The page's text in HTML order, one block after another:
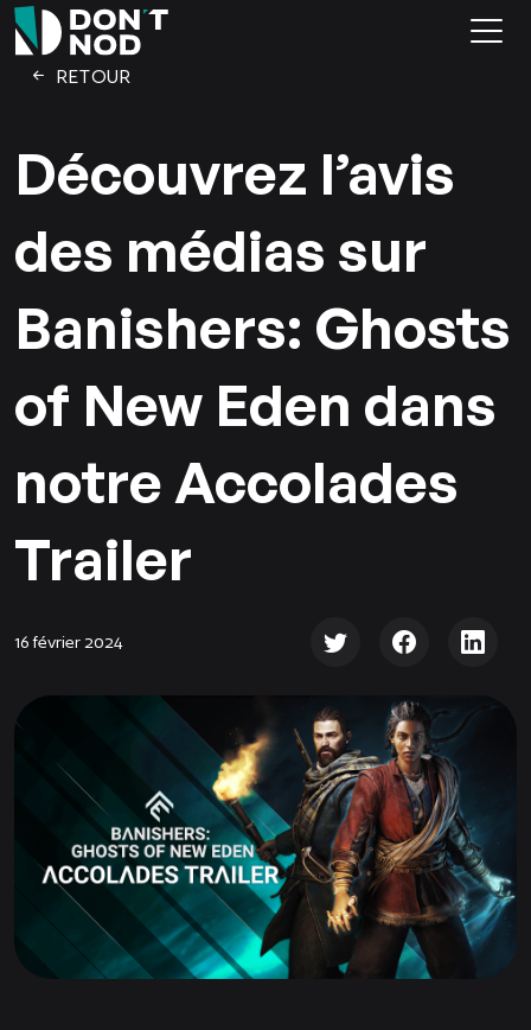
RETOUR
Découvrez l’avis
des médias sur
Banishers: Ghosts
of New Eden dans
notre Accolades
Trailer
16 février 2024